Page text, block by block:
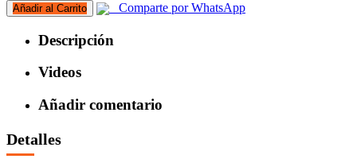
Añadir al Carrito Comparte por WhatsApp
Descripción
Videos
Añadir comentario
Detalles